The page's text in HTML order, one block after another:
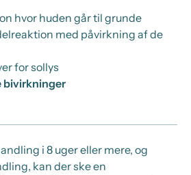
hvor huden går til grunde
med påvirkning af de
for sollys
bivirkninger
i 8 uger eller mere, og
kan der ske en